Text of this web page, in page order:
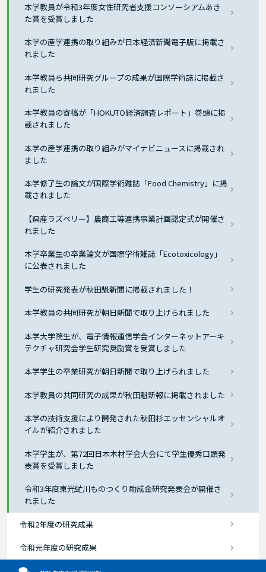
本学教員が令和3年度女性研究者支援コンソーシアムあき
た賞を受賞しました
本学の産学連携の取り組みが日本経済新聞電子版に掲載さ
れました
本学教員ら共同研究グループの成果が国際学術誌に掲載さ
れました
本学教員の寄稿が「HOKUTO経済調査レポート」巻頭に掲
載されました
本学の産学連携の取り組みがマイナビニュースに掲載され
ました
本学修了生の論文が国際学術雑誌「Food Chemistry」に掲
載されました
【県産ラズベリー】農商工等連携事業計画認定式が開催さ
れました
本学卒業生の卒業論文が国際学術雑誌「Ecotoxicology」
に公表されました
学生の研究発表が秋田魁新聞に掲載されました！
本学教員の共同研究が朝日新聞で取り上げられました
本学大学院生が、電子情報通信学会インターネットアーキ
テクチャ研究会学生研究奨励賞を受賞しました
本学学生の卒業研究が朝日新聞で取り上げられました
本学教員の共同研究の成果が秋田魁新報に掲載されました
本学の技術支援により開発された秋田杉エッセンシャルオ
イルが紹介されました
本学学生が、第72回日本木材学会大会にて学生優秀口頭発
表賞を受賞しました
令和3年度東光虻川ものつくり助成金研究発表会が開催さ
れました
令和2年度の研究成果
令和元年度の研究成果